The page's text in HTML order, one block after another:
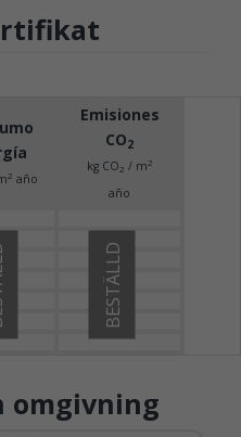
2 año
Emisiones
CO2
kg CO2 / m2
año
BESTÄLLD
omgivning